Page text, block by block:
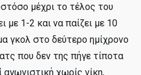
μέχρι το τέλος του
με 1-2 και να παίζει με 10
γκολ στο δεύτερο ημίχρονο
που δεν της πήγε τίποτα
αγωνιστική χωρίς νίκη,